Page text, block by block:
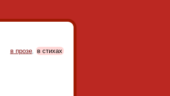
в прозе, в стихах